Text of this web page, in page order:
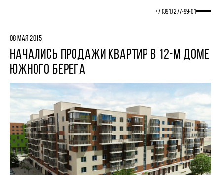
+7 (391) 277‒99‒01
08 МАЯ 2015
НАЧАЛИСЬ ПРОДАЖИ КВАРТИР В 12-М ДОМЕ
ЮЖНОГО БЕРЕГА